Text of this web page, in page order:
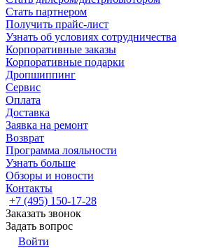
Стать партнером
Получить прайс-лист
Узнать об условиях сотрудничества
Корпоративные заказы
Корпоративные подарки
Дропшиппинг
Сервис
Оплата
Доставка
Заявка на ремонт
Возврат
Программа лояльности
Узнать больше
Обзоры и новости
Контакты
+7 (495) 150-17-28
Заказать звонок
Задать вопрос
Войти